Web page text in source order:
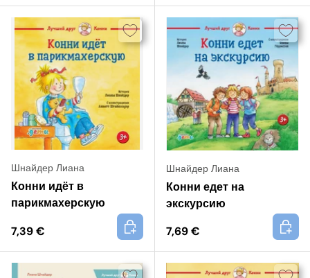
Шнайдер Лиана
Конни идёт в
парикмахерскую
7,39 €
+
Шнайдер Лиана
Конни едет на
экскурсию
7,69 €
+